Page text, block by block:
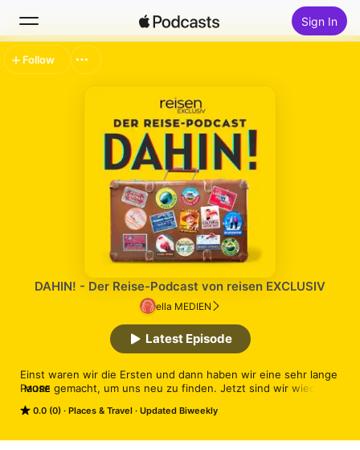
Sign In
Search
DAHIN! - Der Reise-Podcast von reisen EXCLUSIV
ella MEDIEN
0.0 (0) Places & Travel Updated Biweekly
Einst waren wir die Ersten und dann haben wir eine sehr lange
Pause gemacht, um uns neu zu finden. Jetzt sind wir wieder
Der Podcast DAHIN! bequatscht Themen, die uns bewegen,
gemeinsam: sie entstehen unterwegs.
MORE
Latest Episode
Follow